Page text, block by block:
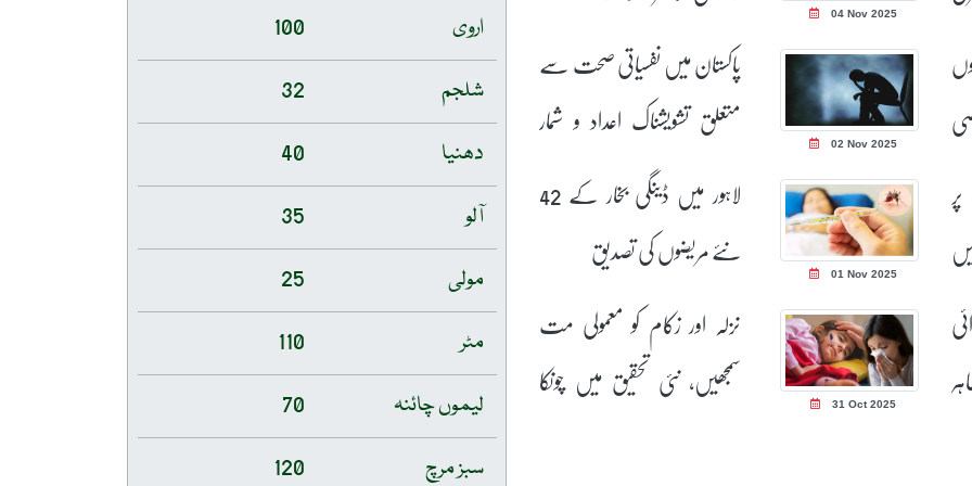
04 Nov 2025
02 Nov 2025
پاکستان میں نفسیاتی صحت سے
متعلق تشویشناک اعداد و شمار
جاری
01 Nov 2025
لاہور میں ڈینگی بخار کے 42
نئے مریضوں کی تصدیق
31 Oct 2025
نزلہ اور زکام کو معمولی مت
سمجھیں، نئی تحقیق میں چونکا
اروی
100
شلجم
32
دھنیا
40
آلو
35
مولی
25
مٹر
110
لیموں چائنہ
70
سبز مرچ
120